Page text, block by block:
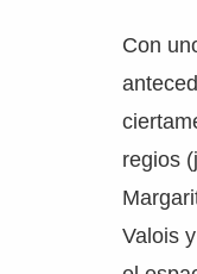
Con
regios
Valois